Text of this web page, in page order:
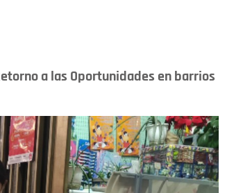
a las Oportunidades en barrios